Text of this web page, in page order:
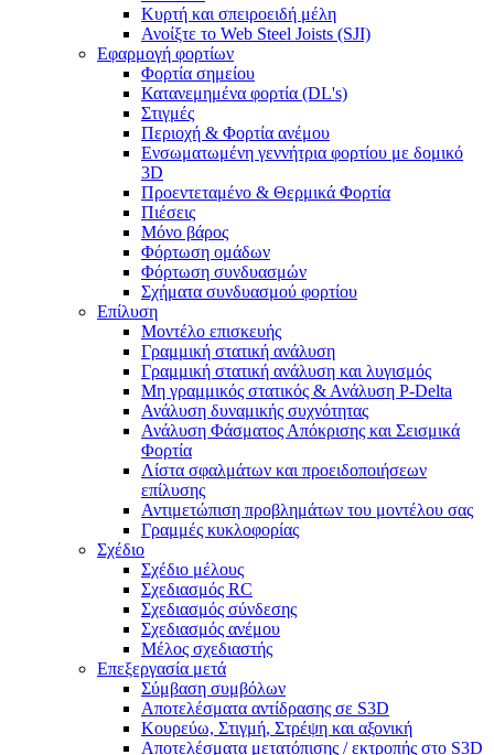
Κυρτή και σπειροειδή μέλη
Ανοίξτε το Web Steel Joists (SJI)
Εφαρμογή φορτίων
Φορτία σημείου
Κατανεμημένα φορτία (DL's)
Στιγμές
Περιοχή & Φορτία ανέμου
Ενσωματωμένη γεννήτρια φορτίου με δομικό
3D
Προεντεταμένο & Θερμικά Φορτία
Πιέσεις
Μόνο βάρος
Φόρτωση ομάδων
Φόρτωση συνδυασμών
Σχήματα συνδυασμού φορτίου
Επίλυση
Μοντέλο επισκευής
Γραμμική στατική ανάλυση
Γραμμική στατική ανάλυση και λυγισμός
Μη γραμμικός στατικός & Ανάλυση P-Delta
Ανάλυση δυναμικής συχνότητας
Ανάλυση Φάσματος Απόκρισης και Σεισμικά
Φορτία
Λίστα σφαλμάτων και προειδοποιήσεων
επίλυσης
Αντιμετώπιση προβλημάτων του μοντέλου σας
Γραμμές κυκλοφορίας
Σχέδιο
Σχέδιο μέλους
Σχεδιασμός RC
Σχεδιασμός σύνδεσης
Σχεδιασμός ανέμου
Μέλος σχεδιαστής
Επεξεργασία μετά
Σύμβαση συμβόλων
Αποτελέσματα αντίδρασης σε S3D
Κουρεύω, Στιγμή, Στρέψη και αξονική
Αποτελέσματα μετατόπισης / εκτροπής στο S3D